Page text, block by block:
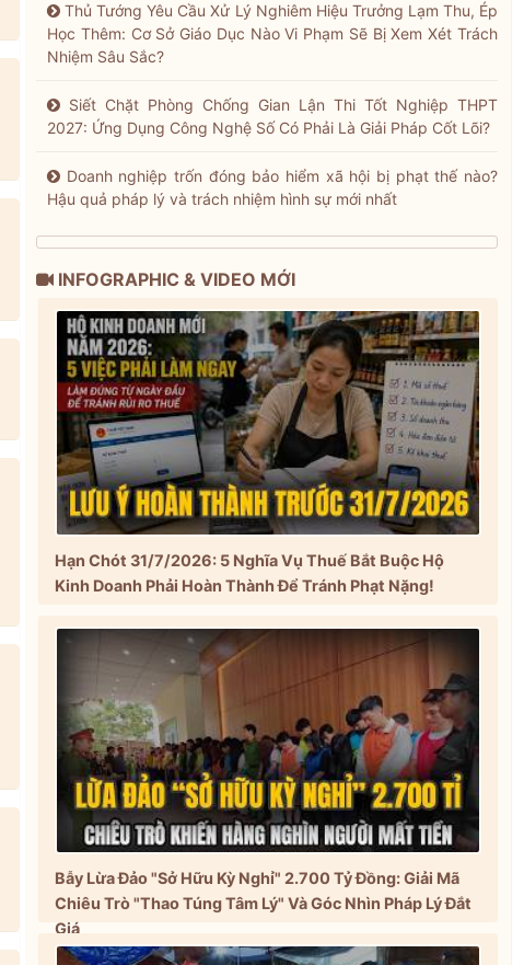
Thủ Tướng Yêu Cầu Xử Lý Nghiêm Hiệu Trưởng Lạm Thu, Ép
Học Thêm: Cơ Sở Giáo Dục Nào Vi Phạm Sẽ Bị Xem Xét Trách
Nhiệm Sâu Sắc?
Siết Chặt Phòng Chống Gian Lận Thi Tốt Nghiệp THPT
2027: Ứng Dụng Công Nghệ Số Có Phải Là Giải Pháp Cốt Lõi?
Doanh nghiệp trốn đóng bảo hiểm xã hội bị phạt thế nào?
Hậu quả pháp lý và trách nhiệm hình sự mới nhất
INFOGRAPHIC & VIDEO MỚI
Hạn Chót 31/7/2026: 5 Nghĩa Vụ Thuế Bắt Buộc Hộ
Kinh Doanh Phải Hoàn Thành Để Tránh Phạt Nặng!
Bẫy Lừa Đảo "Sở Hữu Kỳ Nghỉ" 2.700 Tỷ Đồng: Giải Mã
Chiêu Trò "Thao Túng Tâm Lý" Và Góc Nhìn Pháp Lý Đắt
Giá